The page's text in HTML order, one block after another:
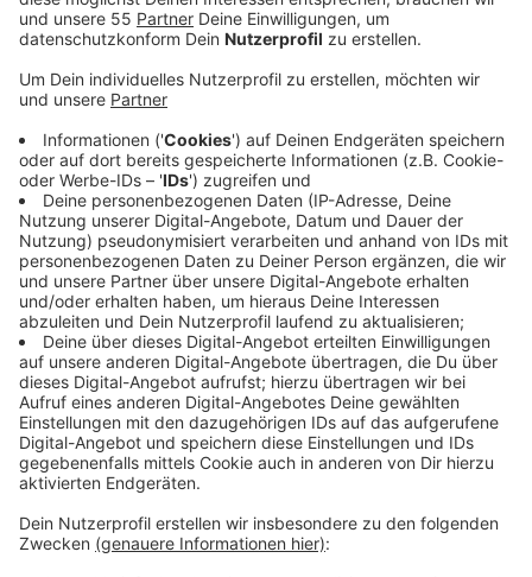
Veröffentlicht:Freitag, 18.10.2024 12:43
Anzeige
Das ergibt der European Airport Index 2024, bei
welchem die 30 meistbeflogenen Flughäfen Europas
miteinander verglichen werden. Beim European Airport
Index werden die Flughäfen in insgesamt 16
Kategorien miteinader verglichen. Darunter sind zum
Beispiel die Verkehrsanbindung, Serviceangebote,
Shops und Kategorien. Seit dem vergangenen Jahr
betreibt der Düsseldorfer Airport eine große
Qualitätsoffensive, durch welche der
Passagierkomfort und die Effizienz der Abläufe
gesteigert werden soll. Das ganze macht sich jetzt
auch bemerkbar. Im Vergleich zum Vorjahr steigert sich
der Düsseldorfer Flughafen, in der europäischen
Vergleichsstudie, um ganze zehn Platzierungen.